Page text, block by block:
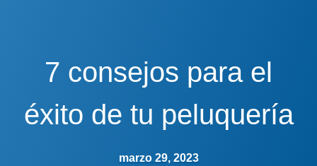
7 consejos para el
éxito de tu peluquería
marzo 29, 2023